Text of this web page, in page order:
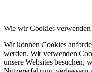
Wie wir Cookies verwenden
Wir können Cookies
werden. Wir verwenden
unsere Websites besuchen,